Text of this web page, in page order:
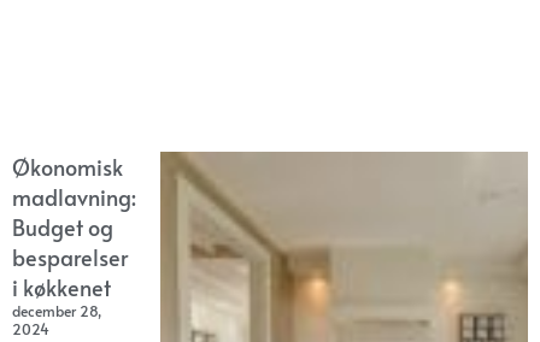
Økonomisk
madlavning:
Budget og
besparelser
i køkkenet
december 28,
2024